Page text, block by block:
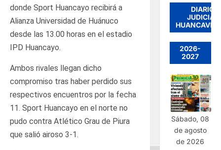
donde Sport Huancayo recibirá a
Alianza Universidad de Huánuco
desde las 13.00 horas en el estadio
IPD Huancayo.
Ambos rivales llegan dicho
compromiso tras haber perdido sus
respectivos encuentros por la fecha
11. Sport Huancayo en el norte no
pudo contra Atlético Grau de Piura
que salió airoso 3-1.
DIARIO
JUDICIAL
2026-
2027
Sábado, 08
de agosto
de 2026